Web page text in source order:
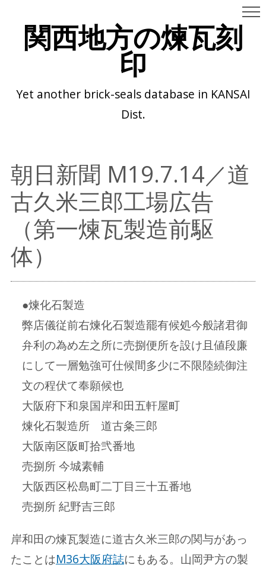
関西地方の煉瓦刻
印
Yet another brick-seals database in KANSAI
Dist.
朝日新聞 M19.7.14／道
古久米三郎工場広告
（第一煉瓦製造前駆
体）
●煉化石製造
弊店儀従前右煉化石製造罷有候処今般諸君御
弁利の為め左之所に売捌便所を設け且値段廉
にして一層勉強可仕候間多少に不限陸続御注
文の程伏て奉願候也
大阪府下和泉国岸和田五軒屋町
煉化石製造所 道古粂三郎
大阪南区阪町拾弐番地
売捌所 今城素輔
大阪西区松島町二丁目三十五番地
売捌所 紀野吉三郎
岸和田の煉瓦製造に道古久米三郎の関与があっ
たことはM36大阪府誌にもある。山岡尹方の製